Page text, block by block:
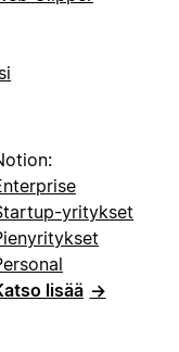
yritykset
lisää →